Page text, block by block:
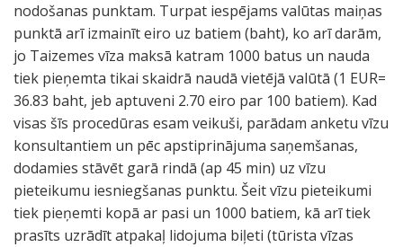
nodošanas punktam. Turpat iespējams valūtas maiņas
punktā arī izmainīt eiro uz batiem (baht), ko arī darām,
jo Taizemes vīza maksā katram 1000 batus un nauda
tiek pieņemta tikai skaidrā naudā vietējā valūtā (1 EUR=
36.83 baht, jeb aptuveni 2.70 eiro par 100 batiem). Kad
visas šīs procedūras esam veikuši, parādam anketu vīzu
konsultantiem un pēc apstiprinājuma saņemšanas,
dodamies stāvēt garā rindā (ap 45 min) uz vīzu
pieteikumu iesniegšanas punktu. Šeit vīzu pieteikumi
tiek pieņemti kopā ar pasi un 1000 batiem, kā arī tiek
prasīts uzrādīt atpakaļ lidojuma biļeti (tūrista vīzas